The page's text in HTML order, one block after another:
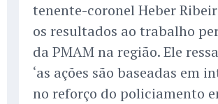
tenente-coronel Heber
os resultados ao trabalho
da PMAM na região. Ele
‘as ações são baseadas em
no reforço do policiamento